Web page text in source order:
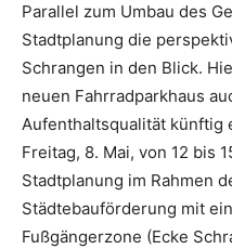
Parallel zum Umbau des
Stadtplanung die
Schrangen in den Blick.
neuen Fahrradparkhaus
Aufenthaltsqualität künftig
Freitag, 8. Mai, von 12 bis
Stadtplanung im Rahmen
Städtebauförderung mit
Fußgängerzone (Ecke